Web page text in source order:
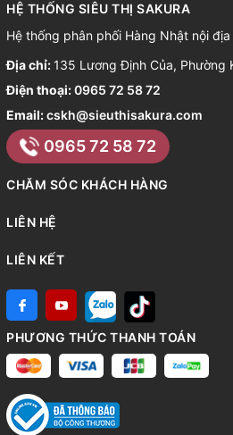
HỆ THỐNG SIÊU THỊ SAKURA
Hệ thống phân phối Hàng Nhật nội
Địa chỉ: 135 Lương Định Của, Phường
Điện thoại:0965 72 58 72
Email:cskh@sieuthisakura.com
0965 72 58 72
CHĂM SÓC KHÁCH HÀNG
LIÊN HỆ
LIÊN KẾT
PHƯƠNG THỨC THANH TOÁN